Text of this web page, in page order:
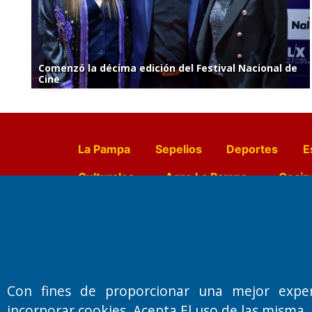
Comenzó la décima edición del Festival Nacional de
Cine
La Pampa Sepelios Deportes
Culturales
Agro La Pampa
Fundado por el
Doctor Antonio
Primera edición: Domingo 3 de
Con fines de proporcionar una mejor